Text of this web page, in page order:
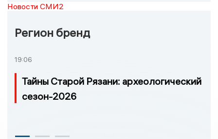
Новости СМИ2
Регион бренд
19:06
Тайны Старой Рязани: археологический
сезон-2026